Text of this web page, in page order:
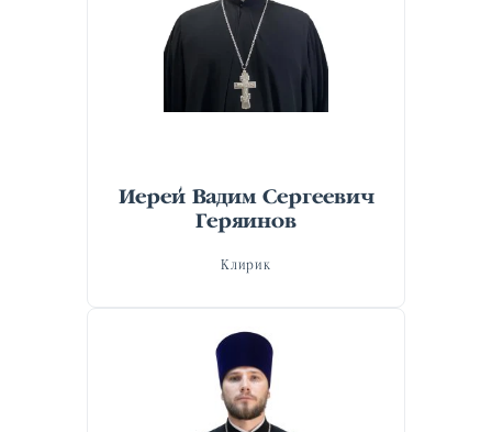
Иерей Вадим Сергеевич
Геряинов
Клирик